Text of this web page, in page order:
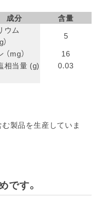
成分
含量
ウム
5
（mg）
16
相当量 (g)
0.03
む製品を生産していま
です。